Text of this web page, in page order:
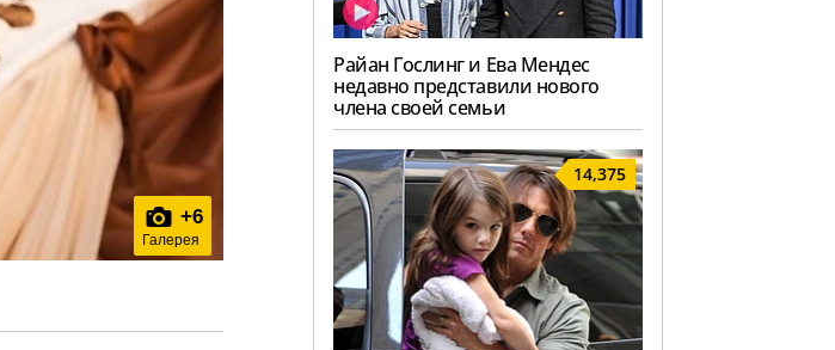
+6
Галерея
Райан Гослинг и Ева Мендес
недавно представили нового
члена своей семьи
14,375